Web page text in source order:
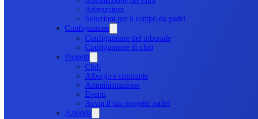
Attrezzatura
Soluzioni per il campo da padel
Configuratore
Configuratore del tribunale
Configuratore di club
Progetti
Club
Albergo e ristorante
Amministrazione
Eventi
Avvia il tuo progetto padel
Azienda